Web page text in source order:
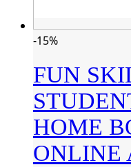
-15%
FUN
HOME
ONLINE